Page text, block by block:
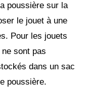
poussière sur la
le jouet à une
Pour les jouets
sont pas
dans un sac
poussière.